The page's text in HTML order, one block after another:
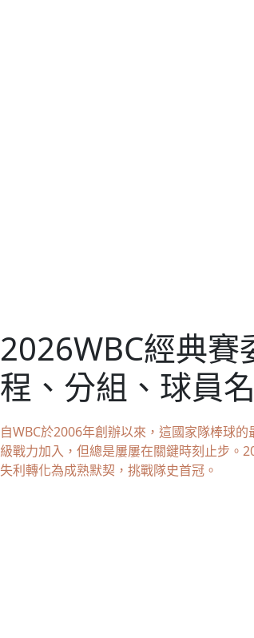
2026WBC經典
程、分組、球員
自WBC於2006年創辦以來，這國家隊棒球
級戰力加入，但總是屢屢在關鍵時刻止步。
失利轉化為成熟默契，挑戰隊史首冠。